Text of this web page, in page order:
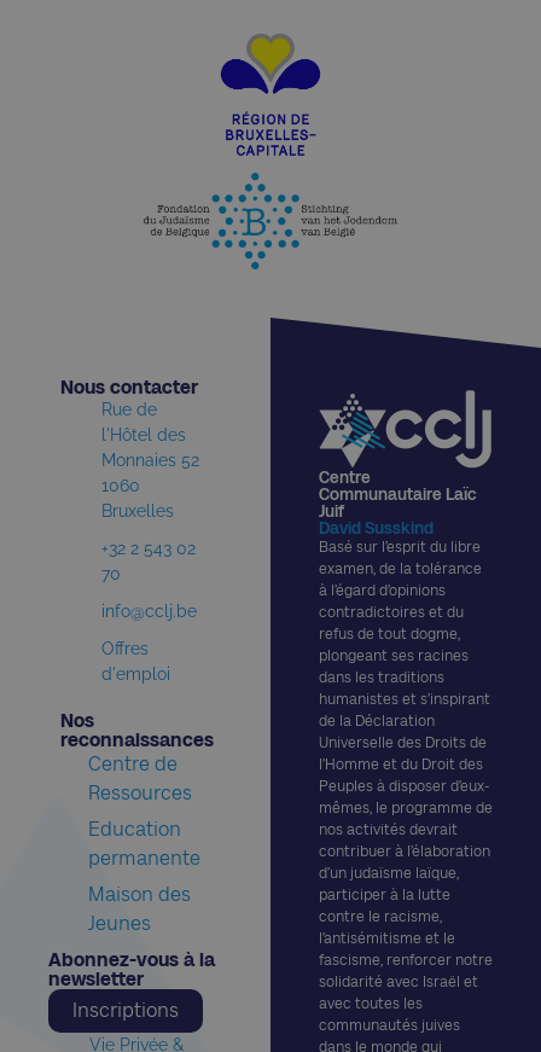
Centre
Communautaire Laïc
Juif
David Susskind
Basé sur l’esprit du libre
examen, de la tolérance
à l’égard d’opinions
contradictoires et du
refus de tout dogme,
plongeant ses racines
dans les traditions
humanistes et s’inspirant
de la Déclaration
Universelle des Droits de
l’Homme et du Droit des
Peuples à disposer d’eux-
mêmes, le programme de
nos activités devrait
contribuer à l’élaboration
d’un judaïsme laïque,
participer à la lutte
contre le racisme,
l’antisémitisme et le
fascisme, renforcer notre
solidarité avec Israël et
avec toutes les
communautés juives
dans le monde qui
Nous contacter​
Rue de
l'Hôtel des
Monnaies 52
1060
Bruxelles
+32 2 543 02
70
info@cclj.be
Offres
d'emploi
Nos
reconnaissances​
Centre de
Ressources
Education
permanente
Maison des
Jeunes
Abonnez-vous à la
newsletter​
Inscriptions
Vie Privée &